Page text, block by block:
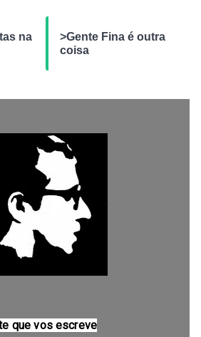
na
>Gente Fina é outra
coisa
que vos escreve